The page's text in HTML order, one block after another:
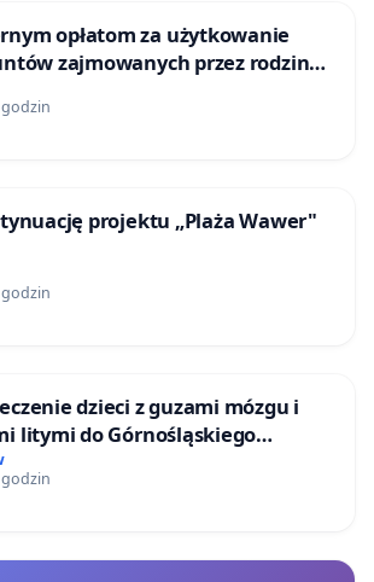
opłatom za użytkowanie
zajmowanych przez rodzinne
projektu „Plaża Wawer"
dzieci z guzami mózgu i
litymi do Górnośląskiego
Dziecka w Katowicach